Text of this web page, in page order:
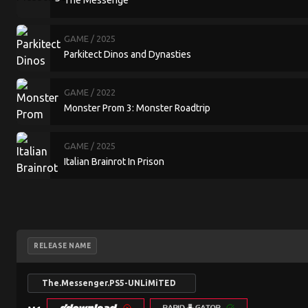
GAME / 2025
Parkitect Dinos and Dynasties
GAME / 2022
Monster Prom 3: Monster Roadtrip
GAME / 2025
Italian Brainrot In Prison
RELEASE NAME
The.Messenger.PS5-UNLiMiTED